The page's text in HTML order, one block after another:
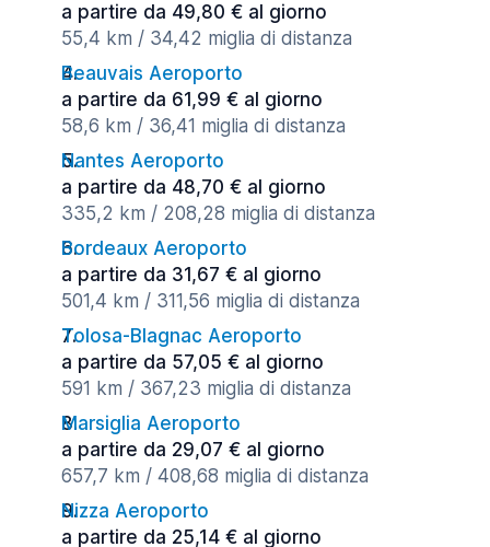
a partire da 49,80 € al giorno
55,4 km / 34,42 miglia di distanza
Beauvais Aeroporto
a partire da 61,99 € al giorno
58,6 km / 36,41 miglia di distanza
Nantes Aeroporto
a partire da 48,70 € al giorno
335,2 km / 208,28 miglia di distanza
Bordeaux Aeroporto
a partire da 31,67 € al giorno
501,4 km / 311,56 miglia di distanza
Tolosa-Blagnac Aeroporto
a partire da 57,05 € al giorno
591 km / 367,23 miglia di distanza
Marsiglia Aeroporto
a partire da 29,07 € al giorno
657,7 km / 408,68 miglia di distanza
Nizza Aeroporto
a partire da 25,14 € al giorno